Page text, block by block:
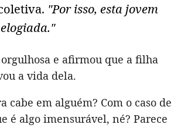
"Por isso, esta jovem
e afirmou que a filha
a vida dela.
cabe em alguém? Com o caso de
é algo imensurável, né? Parece